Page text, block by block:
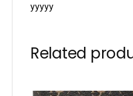
yyyyy
Related